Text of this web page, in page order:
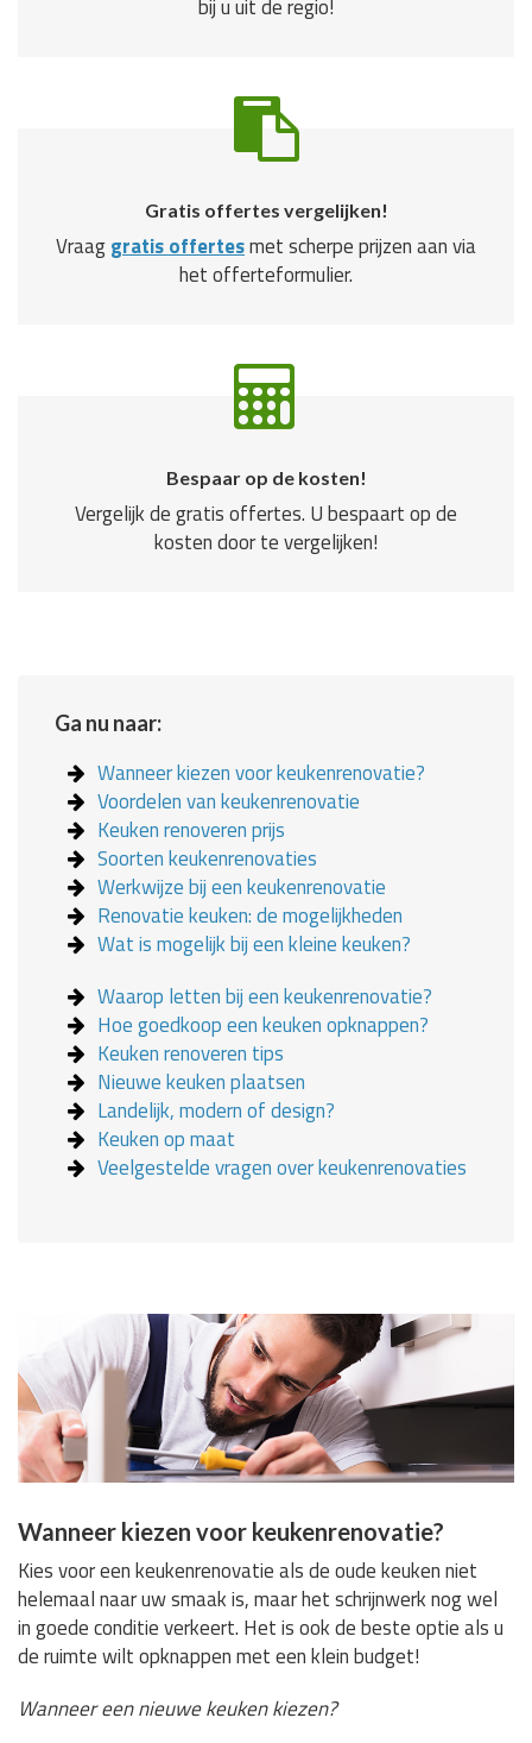
bij u uit de regio!
Gratis offertes vergelijken!
Vraaggratis offertesmet scherpe prijzen aan via
het offerteformulier.
Bespaar op de kosten!
Vergelijk de gratis offertes. U bespaart op de
kosten door te vergelijken!
Ga nu naar:
Wanneer kiezen voor keukenrenovatie?
Voordelen van keukenrenovatie
Keuken renoveren prijs
Soorten keukenrenovaties
Werkwijze bij een keukenrenovatie
Renovatie keuken: de mogelijkheden
Wat is mogelijk bij een kleine keuken?
Waarop letten bij een keukenrenovatie?
Hoe goedkoop een keuken opknappen?
Keuken renoveren tips
Nieuwe keuken plaatsen
Landelijk, modern of design?
Keuken op maat
Veelgestelde vragen over keukenrenovaties
Wanneer kiezen voor keukenrenovatie?
Kies voor een keukenrenovatie als de oude keuken niet
helemaal naar uw smaak is, maar het schrijnwerk nog wel
in goede conditie verkeert. Het is ook de beste optie als u
de ruimte wilt opknappen met een klein budget!
Wanneer een nieuwe keuken kiezen?